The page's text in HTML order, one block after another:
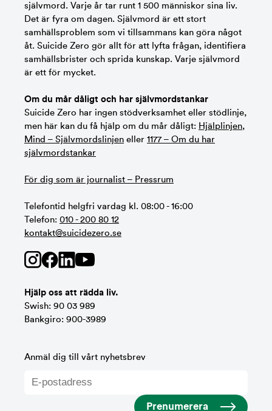
självmord. Varje år tar runt 1 500 människor sina liv.
Det är fyra om dagen. Självmord är ett stort
samhällsproblem som vi tillsammans kan göra något
åt. Suicide Zero gör allt för att lyfta frågan, identifiera
samhällsbrister och sprida kunskap. Varje självmord
är ett för mycket.
Om du mår dåligt och har självmordstankar
Suicide Zero har ingen stödverksamhet eller stödlinje,
men här kan du få hjälp om du mår dåligt: Hjälplinjen,
Mind – Självmordslinjen eller 1177 – Om du har
självmordstankar
För dig som är journalist – Pressrum
Telefontid helgfri vardag kl. 08:00 - 16:00
Telefon: 010 - 200 80 12
kontakt@suicidezero.se
Hjälp oss att rädda liv.
Swish: 90 03 989
Bankgiro: 900-3989
Anmäl dig till vårt nyhetsbrev
Prenumerera